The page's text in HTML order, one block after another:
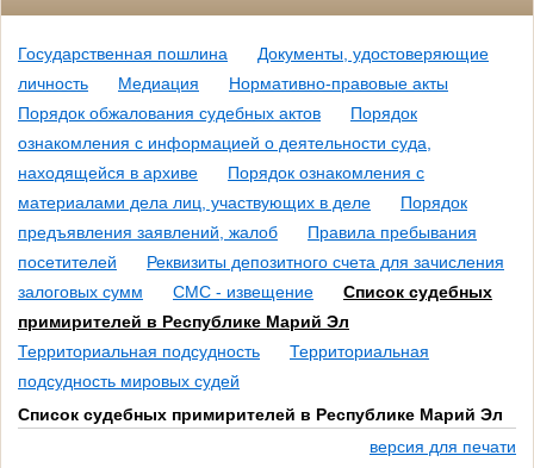
Государственная пошлина
Документы, удостоверяющие
личность
Медиация
Нормативно-правовые акты
Порядок обжалования судебных актов
Порядок
ознакомления с информацией о деятельности суда,
находящейся в архиве
Порядок ознакомления с
материалами дела лиц, участвующих в деле
Порядок
предъявления заявлений, жалоб
Правила пребывания
посетителей
Реквизиты депозитного счета для зачисления
залоговых сумм
СМС - извещение
Список судебных
примирителей в Республике Марий Эл
Территориальная подсудность
Территориальная
подсудность мировых судей
Список судебных примирителей в Республике Марий Эл
версия для печати